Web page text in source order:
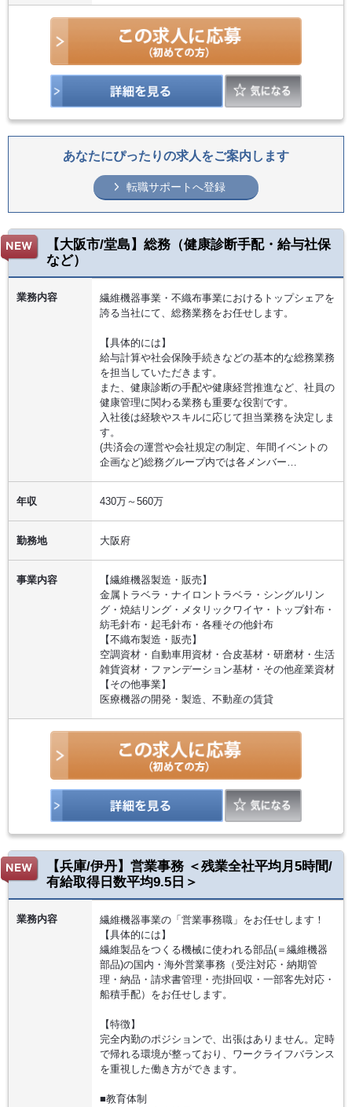
あなたにぴったりの求人をご案内します
転職サポートへ登録
【大阪市/堂島】総務（健康診断手配・給与社保
など）
業務内容
繊維機器事業・不織布事業におけるトップシェアを
誇る当社にて、総務業務をお任せします。
【具体的には】
給与計算や社会保険手続きなどの基本的な総務業務
を担当していただきます。
また、健康診断の手配や健康経営推進など、社員の
健康管理に関わる業務も重要な役割です。
入社後は経験やスキルに応じて担当業務を決定しま
す。
(共済会の運営や会社規定の制定、年間イベントの
企画など)総務グループ内では各メンバー…
年収 430万～560万
勤務地 大阪府
事業内容
【繊維機器製造・販売】
金属トラベラ・ナイロントラベラ・シングルリン
グ・焼結リング・メタリックワイヤ・トップ針布・
紡毛針布・起毛針布・各種その他針布
【不織布製造・販売】
空調資材・自動車用資材・合皮基材・研磨材・生活
雑貨資材・ファンデーション基材・その他産業資材
【その他事業】
医療機器の開発・製造、不動産の賃貸
【兵庫/伊丹】営業事務 ＜残業全社平均月5時間/
有給取得日数平均9.5日＞
業務内容
繊維機器事業の「営業事務職」をお任せします！
【具体的には】
繊維製品をつくる機械に使われる部品(＝繊維機器
部品)の国内・海外営業事務（受注対応・納期管
理・納品・請求書管理・売掛回収・一部客先対応・
船積手配）をお任せします。
【特徴】
完全内勤のポジションで、出張はありません。定時
で帰れる環境が整っており、ワークライフバランス
を重視した働き方ができます。
■教育体制